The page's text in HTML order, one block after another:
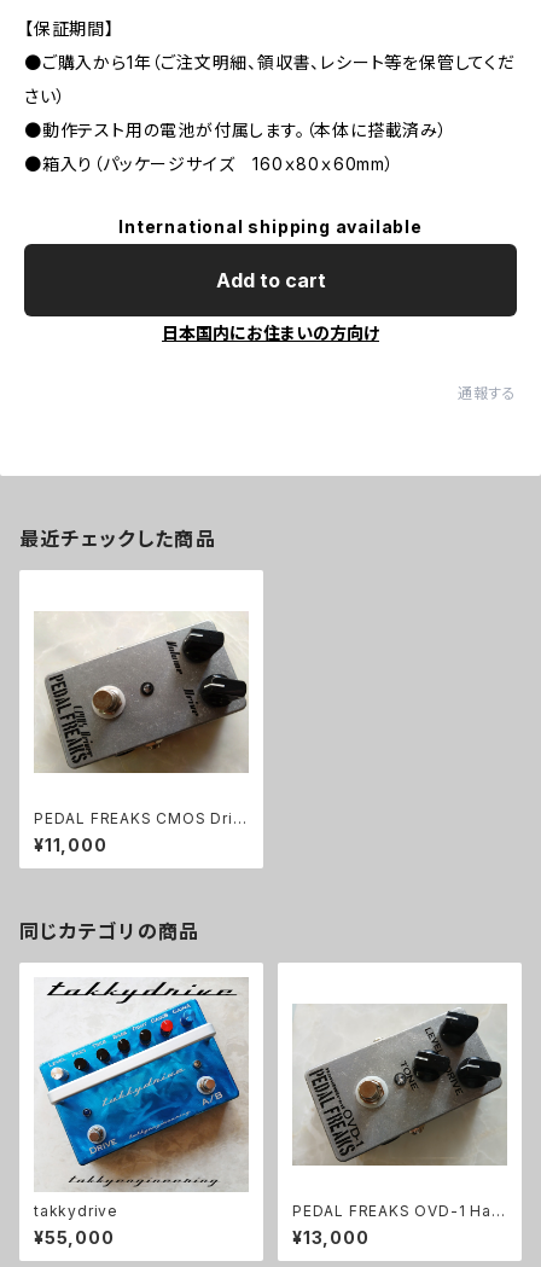
【保証期間】
●ご購入から1年（ご注文明細、領収書、レシート等を保管してくだ
さい）
●動作テスト用の電池が付属します。（本体に搭載済み）
●箱入り（パッケージサイズ 160ｘ80ｘ60mm）
International shipping available
Add to cart
日本国内にお住まいの方向け
通報する
最近チェックした商品
PEDAL FREAKS CMOS Driv
er 完成品
¥11,000
同じカテゴリの商品
takkydrive
¥55,000
PEDAL FREAKS OVD-1 Han
dWired 完成品
¥13,000